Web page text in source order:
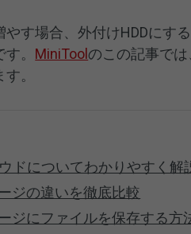
す場合、外付けHDDにす
。 MiniTool のこの記事で
。
ドについてわかりやすく解
ジの違いを徹底比較
ジにファイルを保存する方